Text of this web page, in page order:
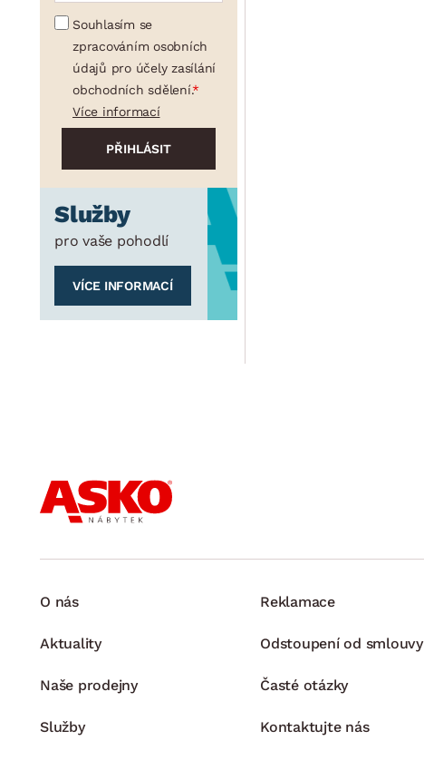
Souhlasím se
zpracováním osobních
údajů pro účely zasílání
obchodních sdělení.
Více informací
Služby
pro vaše pohodlí
VÍCE INFORMACÍ
O nás
Aktuality
Naše prodejny
Služby
Reklamace
Odstoupení od smlouvy
Časté otázky
Kontaktujte nás